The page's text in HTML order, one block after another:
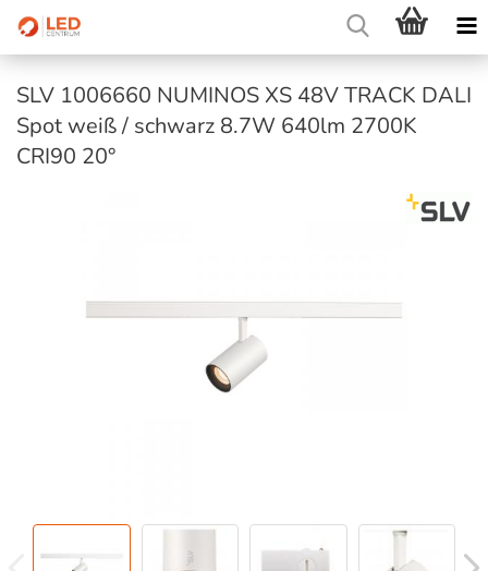
SLV 1006660 NUMINOS XS 48V TRACK DALI
Spot weiß / schwarz 8.7W 640lm 2700K
CRI90 20°